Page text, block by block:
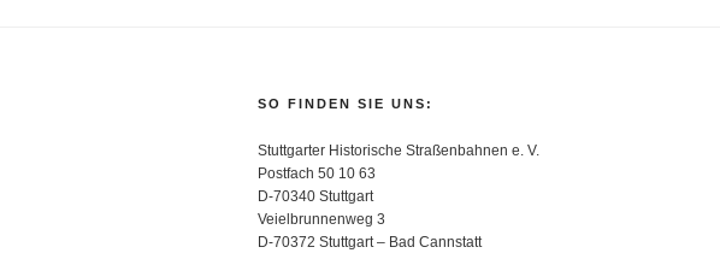
SO FINDEN SIE UNS:
Stuttgarter Historische Straßenbahnen e. V.
Postfach 50 10 63
D-70340 Stuttgart
Veielbrunnenweg 3
D-70372 Stuttgart – Bad Cannstatt